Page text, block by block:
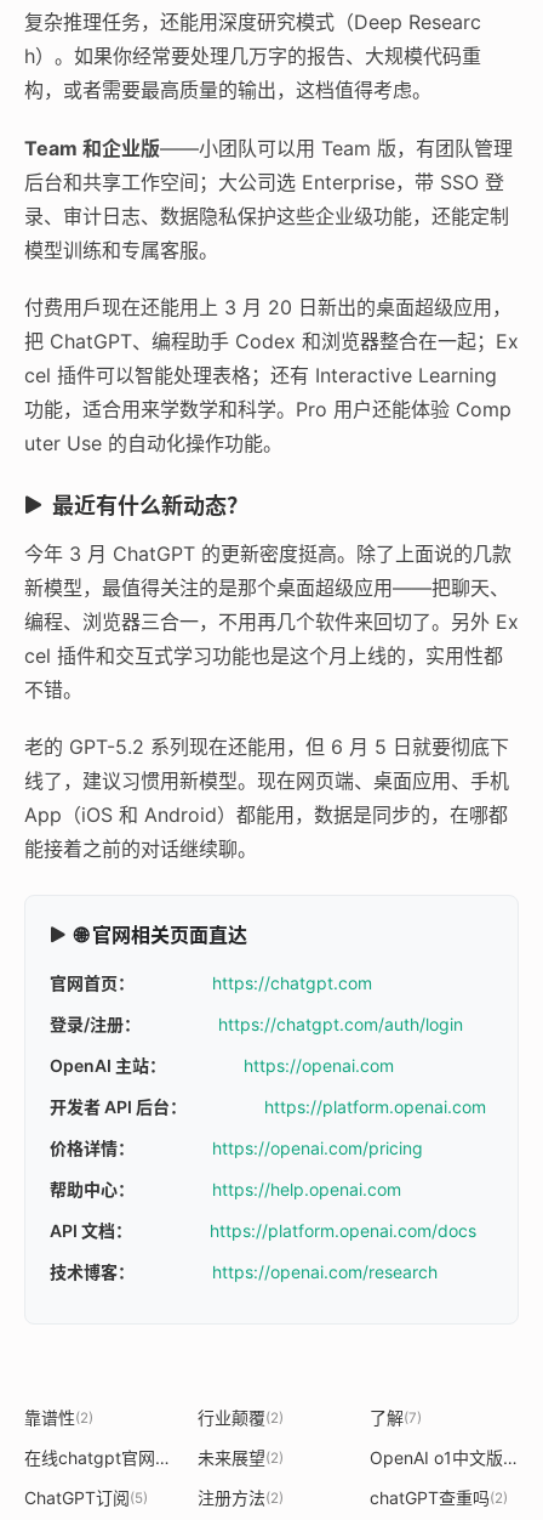
复杂推理任务，还能用深度研究模式（Deep Researc
h）。如果你经常要处理几万字的报告、大规模代码重
构，或者需要最高质量的输出，这档值得考虑。
Team 和企业版——小团队可以用 Team 版，有团队管理
后台和共享工作空间；大公司选 Enterprise，带 SSO 登
录、审计日志、数据隐私保护这些企业级功能，还能定制
模型训练和专属客服。
付费用戶现在还能用上 3 月 20 日新出的桌面超级应用，
把 ChatGPT、编程助手 Codex 和浏览器整合在一起；Ex
cel 插件可以智能处理表格；还有 Interactive Learning
功能，适合用来学数学和科学。Pro 用户还能体验 Comp
uter Use 的自动化操作功能。
最近有什么新动态？
今年 3 月 ChatGPT 的更新密度挺高。除了上面说的几款
新模型，最值得关注的是那个桌面超级应用——把聊天、
编程、浏览器三合一，不用再几个软件来回切了。另外 Ex
cel 插件和交互式学习功能也是这个月上线的，实用性都
不错。
老的 GPT-5.2 系列现在还能用，但 6 月 5 日就要彻底下
线了，建议习惯用新模型。现在网页端、桌面应用、手机
App（iOS 和 Android）都能用，数据是同步的，在哪都
能接着之前的对话继续聊。
🌐 官网相关页面直达
官网首页：
https://chatgpt.com
登录/注册：
https://chatgpt.com/auth/login
OpenAI 主站：
https://openai.com
开发者 API 后台：
https://platform.openai.com
价格详情：
https://openai.com/pricing
帮助中心：
https://help.openai.com
API 文档：
https://platform.openai.com/docs
技术博客：
https://openai.com/research
靠谱性(2) 行业颠覆(2) 了解(7)
在线chatgpt官网
(2) 未来展望(2) OpenAI o1中文版
(3)
ChatGPT订阅(5) 注册方法(2) chatGPT查重吗(2)